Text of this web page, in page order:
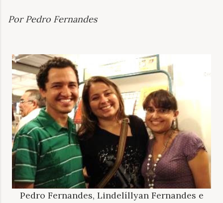
Por Pedro Fernandes
Pedro Fernandes, Lindelíllyan Fernandes e